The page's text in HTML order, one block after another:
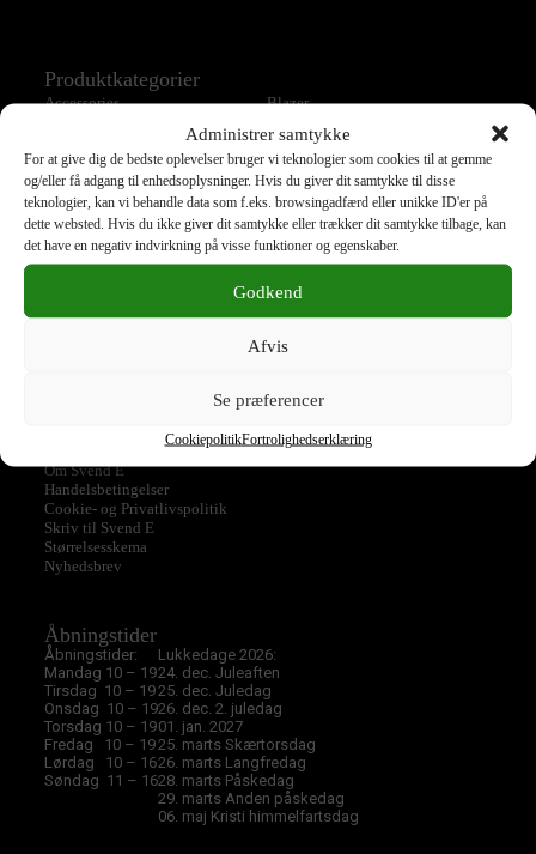
Administrer samtykke
For at give dig de bedste oplevelser bruger vi teknologier som cookies til at gemme
og/eller få adgang til enhedsoplysninger. Hvis du giver dit samtykke til disse
teknologier, kan vi behandle data som f.eks. browsingadfærd eller unikke ID'er på
dette websted. Hvis du ikke giver dit samtykke eller trækker dit samtykke tilbage, kan
det have en negativ indvirkning på visse funktioner og egenskaber.
Godkend
Afvis
Se præferencer
CookiepolitikFortrolighedserklæring
Produktkategorier
Accessories
Blazer
Bukser
Jakke
Jeans
Kjole
Nederdel
Overtøj
Shorts
Skjorte
Strik
Taske
Tilbud
Top
Om Svend E
Handelsbetingelser
Cookie- og Privatlivspolitik
Skriv til Svend E
Størrelsesskema
Nyhedsbrev
Åbningstider
Åbningstider:
Mandag 10 – 19
Tirsdag 10 – 19
Onsdag 10 – 19
Torsdag 10 – 19
Fredag 10 – 19
Lørdag 10 – 16
Søndag 11 – 16
Lukkedage 2026:
24. dec. Juleaften
25. dec. Juledag
26. dec. 2. juledag
01. jan. 2027
25. marts Skærtorsdag
26. marts Langfredag
28. marts Påskedag
29. marts Anden påskedag
06. maj Kristi himmelfartsdag